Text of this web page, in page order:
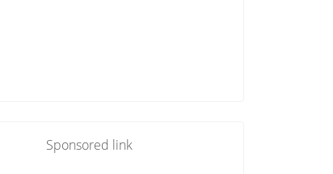
Sponsored link